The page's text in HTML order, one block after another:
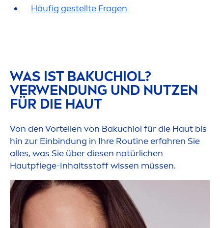
Häufig gestellte Fragen
WAS IST BAKUCHIOL?
VERWENDUNG UND NUTZEN
FÜR DIE HAUT
Von den Vorteilen von Bakuchiol für die Haut bis
hin zur Einbindung in Ihre Routine erfahren Sie
alles, was Sie über diesen natürlichen
Hautpflege-Inhaltsstoff wissen müssen.